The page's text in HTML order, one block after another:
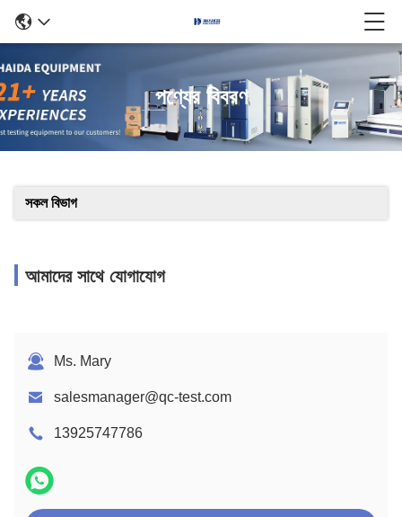
পণ্যের বিবরণ
সকল বিভাগ
আমাদের সাথে যোগাযোগ
Ms. Mary
salesmanager@qc-test.com
13925747786